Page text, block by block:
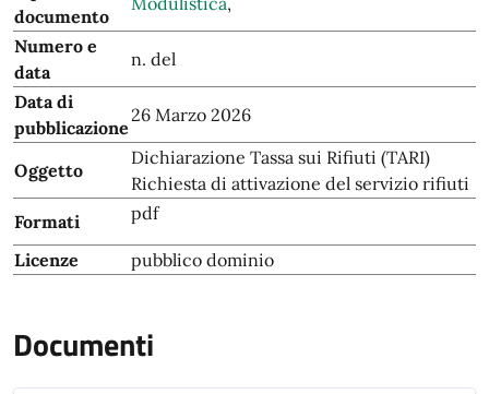
documento
Numero e
data
n. del
Data di
pubblicazione
26 Marzo 2026
Oggetto
Dichiarazione Tassa sui Rifiuti (TARI)
Richiesta di attivazione del servizio rifiuti
Formati
pdf
Licenze pubblico dominio
Documenti